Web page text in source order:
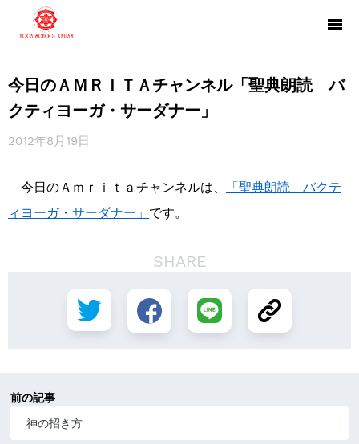
今日のＡＭＲＩＴＡチャンネル「聖典朗読 バ
クティヨーガ・サーダナー」
2012年8月19日
今日のＡｍｒｉｔａチャンネルは、
「聖典朗読 バクテ
ィヨーガ・サーダナー」 です。
SHARE
前の記事
神の招き方